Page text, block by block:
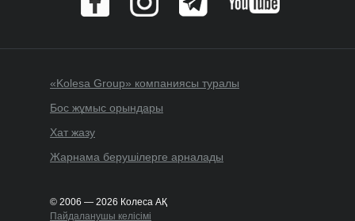
«Kolesa Group» компаниясы туралы
Бос жұмыс орындары
Хат жазу
Жарнама берушілерге арналады
© 2006 — 2026 Колеса АҚ
Пайдаланушы келісімі